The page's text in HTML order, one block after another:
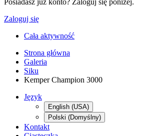
Posiadasz już konto? Zaloguj się poniżej.
Zaloguj się
Cała aktywność
Strona główna
Galeria
Siku
Kemper Champion 3000
Język
English (USA)
Polski (Domyślny)
Kontakt